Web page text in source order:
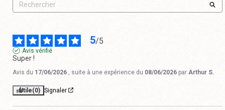
5/5
Avis vérifié
Super !
Avis du 17/06/2026 , suite à une expérience du 08/06/2026 par Arthur S.
Utile(0) Signaler